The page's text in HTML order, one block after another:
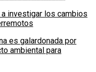
investigar los cambios